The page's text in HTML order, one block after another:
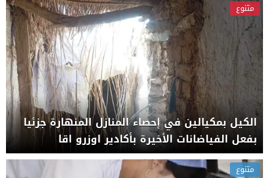
متنوع
الكيل بمكيالين في إحصاء المنازل المنهارة جزئيا
بفعل الفياضانات الأخيرة بأكادير اوزرو اقا
متنوع